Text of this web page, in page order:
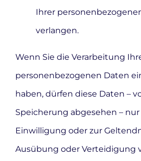
Ihrer
verlangen.
Wenn Sie die Verarbeitung
personenbezogenen Daten
haben, dürfen diese Daten –
Speicherung abgesehen –
Einwilligung oder zur
Ausübung oder Verteidigung